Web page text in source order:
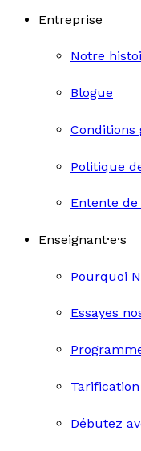
Entreprise
Notre
Blogue
Conditions
Politique
Entente
Enseignant·e·s
Pourquoi
Essayes
Débutez